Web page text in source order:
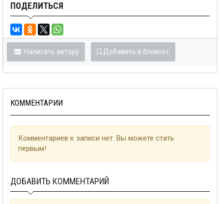
ПОДЕЛИТЬСЯ
Написать автору Добавить в блокнот
КОММЕНТАРИИ
Комментариев к записи нет. Вы можете стать
первым!
ДОБАВИТЬ КОММЕНТАРИЙ